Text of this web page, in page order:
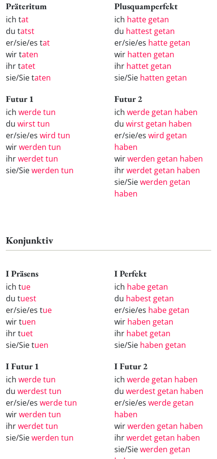
Präteritum
ich tat
du tatst
er/sie/es tat
wir taten
ihr tatet
sie/Sie taten
Plusquamperfekt
ich hatte getan
du hattest getan
er/sie/es hatte getan
wir hatten getan
ihr hattet getan
sie/Sie hatten getan
Futur 1
ich werde tun
du wirst tun
er/sie/es wird tun
wirwerden tun
ihrwerdet tun
sie/Siewerden tun
Futur 2
ich werde getan haben
du wirst getan haben
er/sie/es wird getan
haben
wirwerden getan haben
ihrwerdet getan haben
sie/Siewerden getan
haben
Konjunktiv
I Präsens
ich tue
du tuest
er/sie/es tue
wir tuen
ihr tuet
sie/Sie tuen
I Perfekt
ich habe getan
du habest getan
er/sie/es habe getan
wir haben getan
ihr habet getan
sie/Sie haben getan
I Futur 1
ich werde tun
du werdest tun
er/sie/es werde tun
wirwerden tun
ihrwerdet tun
sie/Siewerden tun
I Futur 2
ich werde getan haben
du werdest getan haben
er/sie/es werde getan
haben
wirwerden getan haben
ihrwerdet getan haben
sie/Siewerden getan